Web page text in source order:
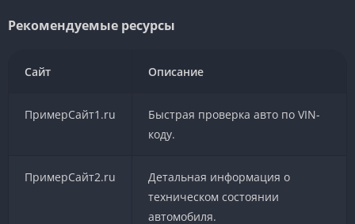
Рекомендуемые ресурсы
Сайт Описание
ПримерСайт1.ru
Быстрая проверка авто по VIN-
коду.
ПримерСайт2.ru
Детальная информация о
техническом состоянии
автомобиля.